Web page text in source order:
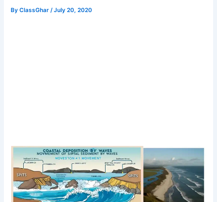
ByClassGhar/July 20, 2020